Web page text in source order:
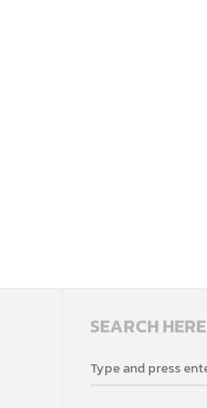
SEARCH HERE